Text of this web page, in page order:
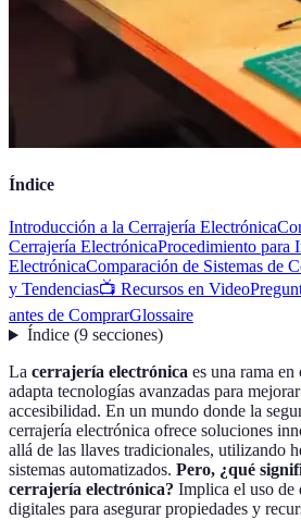
Índice
Introducción a la Cerrajería Electrónica
Cerrajería ElectrónicaProcedimiento para
ElectrónicaComparación de Sistemas de
y Tendencias📺 Recursos en Video
antes de ComprarGlossaire
Índice(9 secciones)
La cerrajería electrónica es una rama
adapta tecnologías avanzadas para
accesibilidad. En un mundo donde la
cerrajería electrónica ofrece soluciones
allá de las llaves tradicionales, utilizando
sistemas automatizados. Pero, ¿qué
cerrajería electrónica? Implica el uso de
digitales para asegurar propiedades y